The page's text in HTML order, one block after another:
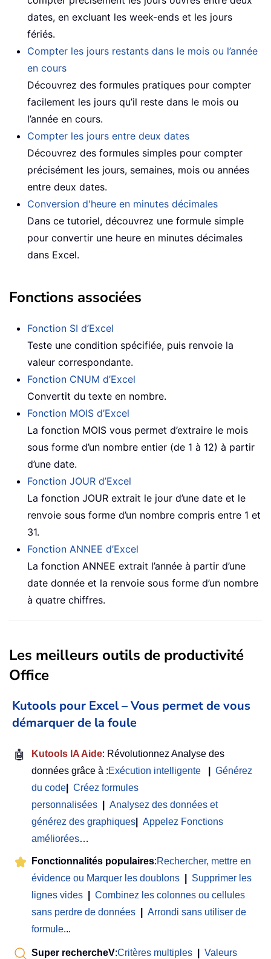
dates, en excluant les week-ends et les jours
fériés.
Compter les jours restants dans le mois ou l’année
en cours
Découvrez des formules pratiques pour compter
facilement les jours qu’il reste dans le mois ou
l’année en cours.
Compter les jours entre deux dates
Découvrez des formules simples pour compter
précisément les jours, semaines, mois ou années
entre deux dates.
Conversion d'heure en minutes décimales
Dans ce tutoriel, découvrez une formule simple
pour convertir une heure en minutes décimales
dans Excel.
Fonctions associées
Fonction SI d’Excel
Teste une condition spécifiée, puis renvoie la
valeur correspondante.
Fonction CNUM d’Excel
Convertit du texte en nombre.
Fonction MOIS d’Excel
La fonction MOIS vous permet d’extraire le mois
sous forme d’un nombre entier (de 1 à 12) à partir
d’une date.
Fonction JOUR d’Excel
La fonction JOUR extrait le jour d’une date et le
renvoie sous forme d’un nombre compris entre 1 et
31.
Fonction ANNEE d’Excel
La fonction ANNEE extrait l’année à partir d’une
date donnée et la renvoie sous forme d’un nombre
à quatre chiffres.
Les meilleurs outils de productivité
Office
Kutools pour Excel – Vous permet de vous
démarquer de la foule
🤖 Kutools IA Aide: Révolutionnez Analyse des
données grâce à :Exécution intelligente
Générez
du code
Créez formules
personnalisées
Analysez des données et
générez des graphiques
Appelez Fonctions
améliorées…
Fonctionnalités populaires:Rechercher, mettre en
évidence ou Marquer les doublons
Supprimer les
lignes vides
Combinez les colonnes ou cellules
sans perdre de données
Arrondi sans utiliser de
formule...
Super rechercheV:Critères multiples
Valeurs